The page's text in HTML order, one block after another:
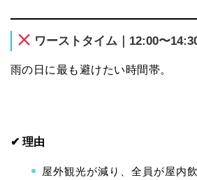
ワーストタイム｜12:00〜
雨の日に最も避けたい時間帯。
✔ 理由
屋外観光が減り、全員が屋内